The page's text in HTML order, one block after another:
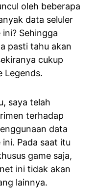
oleh beberapa
data seluler
Sehingga
pasti tahu akan
cukup
Legends.
saya telah
terhadap
data
Pada saat itu
game saja,
ini tidak akan
lainnya.